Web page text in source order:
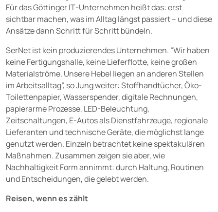
Für das Göttinger IT-Unternehmen heißt das: erst
sichtbar machen, was im Alltag längst passiert – und diese
Ansätze dann Schritt für Schritt bündeln.
SerNet ist kein produzierendes Unternehmen. “Wir haben
keine Fertigungshalle, keine Lieferflotte, keine großen
Materialströme. Unsere Hebel liegen an anderen Stellen
im Arbeitsalltag”, so Jung weiter: Stoffhandtücher, Öko-
Toilettenpapier, Wasserspender, digitale Rechnungen,
papierarme Prozesse, LED-Beleuchtung,
Zeitschaltungen, E-Autos als Dienstfahrzeuge, regionale
Lieferanten und technische Geräte, die möglichst lange
genutzt werden. Einzeln betrachtet keine spektakulären
Maßnahmen. Zusammen zeigen sie aber, wie
Nachhaltigkeit Form annimmt: durch Haltung, Routinen
und Entscheidungen, die gelebt werden.
Reisen, wenn es zählt